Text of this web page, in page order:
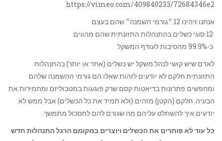
https://vimeo.com/409840233/72684346e2
אנחנו זיהינו 12 ״גורמי השמנה״ שהם בעצם
כ-99.9% מהסיבות לעודף המשקל
לאדם שיש קושי לנהל משקל יש כשלים (אחד או יותר) בהתנהלות
התזונתית חלקם לא יודעים לזהות שאלו הם גורמי ההשמנה שלהם
ומחפשים פתרונות בדיאטות קסם שרק פוגעות במטבוליזם ומחמירות את
הבעיה. חלקם (הקטן) מזהים (ולא תמיד את כל הכשלים) אבל ממש לא
יודעים איך להשתלט עליהם מה שגורם להם לתסכול מתמשך.
כל עוד לא פותרים את הכשלים ויוצרים במקומם הרגל התנהלות חדש